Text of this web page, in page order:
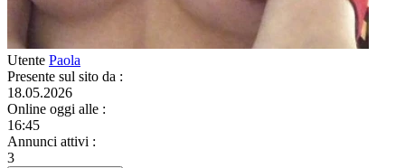
Utente Paola
Presente sul sito da :
18.05.2026
Online oggi alle :
16:45
Annunci attivi :
3